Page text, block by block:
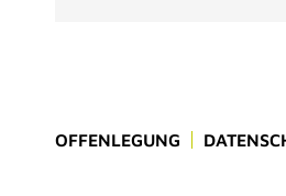
OFFENLEGUNG